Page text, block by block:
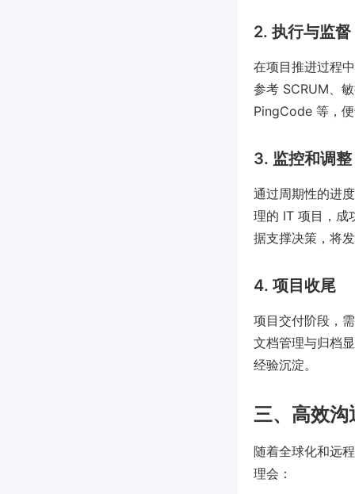
2. 执行与监督
在项目推进过程
参考 SCRUM、
PingCode 等，
3. 监控和调整
通过周期性的进
理的 IT 项目，成
据支撑决策，将
4. 项目收尾
项目交付阶段，
文档管理与归档
经验沉淀。
三、高效沟
随着全球化和远
理会：